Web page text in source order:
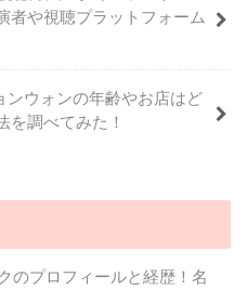
者や視聴プラットフォーム
ンウォンの年齢やお店はど
を調べてみた！
のプロフィールと経歴！名